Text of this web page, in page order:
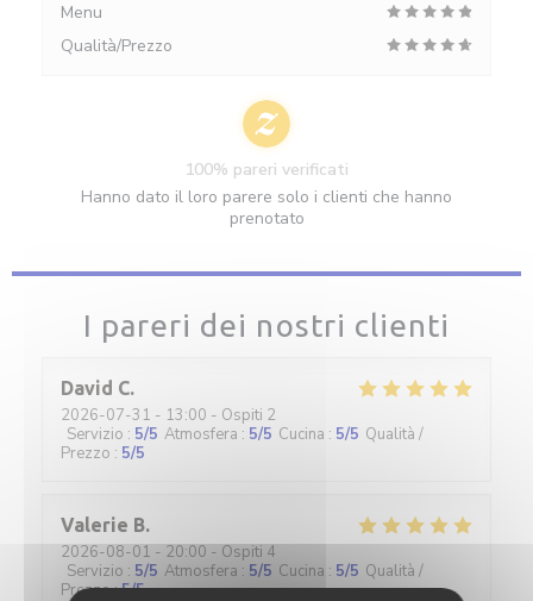
I pareri dei nostri clienti
David C
2026-07-31 - 13:00 - Ospiti 2
Servizio : 5/5 Atmosfera : 5/5 Cucina : 5/5 Qualità /
Prezzo : 5/5
Valerie B
2026-08-01 - 20:00 - Ospiti 4
Servizio : 5/5 Atmosfera : 5/5 Cucina : 5/5 Qualità /
Prezzo:5/5
Menu
Qualità/Prezzo
100% pareri verificati
Hanno dato il loro parere solo i clienti che hanno
prenotato